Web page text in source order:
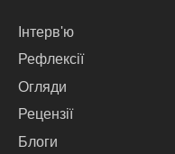
Інтерв'ю
Рефлексії
Огляди
Рецензії
Блоги